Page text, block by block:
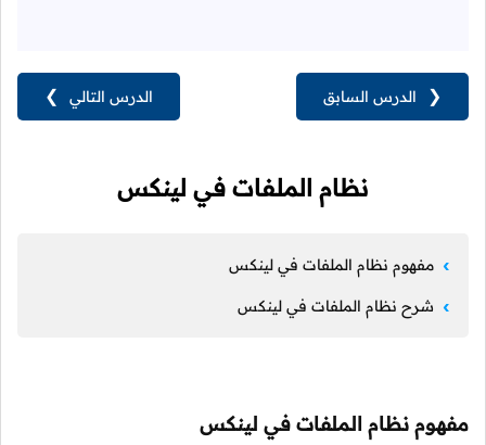
الدرس التالي ❯ ❮ الدرس السابق
نظام الملفات في لينكس
مفهوم نظام الملفات في لينكس
شرح نظام الملفات في لينكس
مفهوم نظام الملفات في لينكس